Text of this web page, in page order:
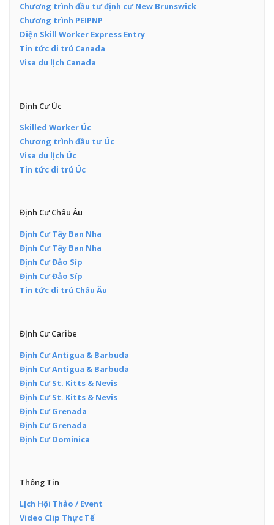
Chương trình đầu tư định cư New Brunswick
Chương trình PEIPNP
Diện Skill Worker Express Entry
Tin tức di trú Canada
Visa du lịch Canada
Định Cư Úc
Skilled Worker Úc
Chương trình đầu tư Úc
Visa du lịch Úc
Tin tức di trú Úc
Định Cư Châu Âu
Định Cư Tây Ban Nha
Định Cư Tây Ban Nha
Định Cư Đảo Síp
Định Cư Đảo Síp
Tin tức di trú Châu Âu
Định Cư Caribe
Định Cư Antigua & Barbuda
Định Cư Antigua & Barbuda
Định Cư St. Kitts & Nevis
Định Cư St. Kitts & Nevis
Định Cư Grenada
Định Cư Grenada
Định Cư Dominica
Thông Tin
Lịch Hội Thảo / Event
Video Clip Thực Tế